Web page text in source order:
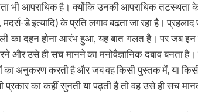
भी आपराधिक है। क्योंकि उनकी आपराधिक तटस्थता
डे इत्यादि) के प्रति लगाव बढ़ता जा रहा है।
का दहन होना आरंभ हुआ, यह बात गलत है। पर जब इन
और उसे ही सच मानने का मनोवैज्ञानिक दबाव बनता
अनुकरण करती है और जब वह किसी पुस्तक में, या किसी
प्रकार का कहीं सुनती या पढ़ती है तो वह उसे ही सच